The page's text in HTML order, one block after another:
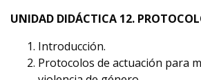
UNIDAD DIDÁCTICA 12.
Introducción.
Protocolos de actuación para